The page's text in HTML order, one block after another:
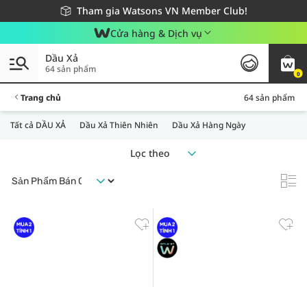
Tham gia Watsons VN Member Club!
Miễn phí giao hàng cho đơn hàng từ 249,000Đ
Giao hàng nhanh 24h - Áp dụng khu vực TP. Hồ Chí Minh
Cửa hàng & Dịch vụ
0
Dầu Xả
64 sản phẩm
Trang chủ 64 sản phẩm
Tất cả DẦU XẢ Dầu Xả Thiên Nhiên Dầu Xả Hàng Ngày
Lọc theo